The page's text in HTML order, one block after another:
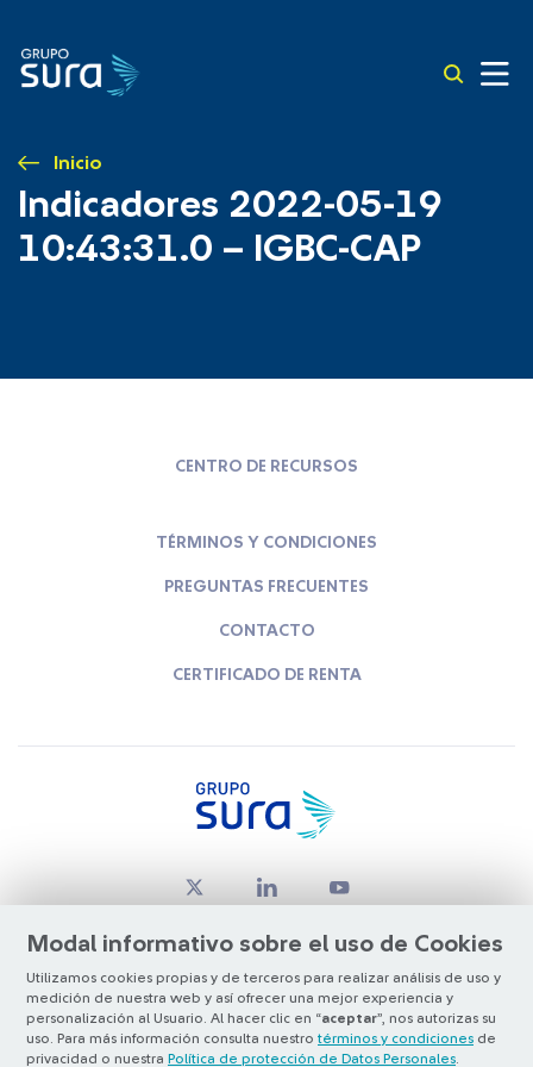
Inicio
Indicadores 2022-05-19
10:43:31.0 – IGBC-CAP
Modal informativo sobre el uso de Cookies
Utilizamos cookies propias y de terceros para realizar análisis de uso y
medición de nuestra web y así ofrecer una mejor experiencia y
personalización al Usuario. Al hacer clic en “aceptar”, nos autorizas su
uso. Para más información consulta nuestro términos y condiciones de
privacidad o nuestra Política de protección de Datos Personales
CENTRO DE RECURSOS
TÉRMINOS Y CONDICIONES
PREGUNTAS FRECUENTES
CONTACTO
CERTIFICADO DE RENTA
© Copyright Grupo SURA 2026